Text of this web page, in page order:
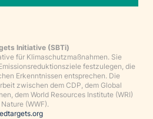
Initiative (SBTi)
für Klimaschutzmaßnahmen. Sie
festzulegen, die
Erkenntnissen entsprechen. Die
zwischen dem CDP, dem Global
dem World Resources Institute (WRI)
(WWF).